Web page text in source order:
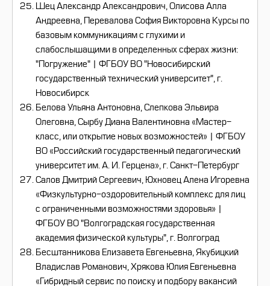
Шец Александр Александрович, Олисова Алла
Андреевна, Перевалова София Викторовна Курсы по
базовым коммуникациям с глухими и
слабослышащими в определенных сферах жизни:
"Погружение" | ФГБОУ ВО "Новосибирский
государственный технический университет", г.
Новосибирск
Белова Ульяна Антоновна, Слепкова Эльвира
Олеговна, Сырбу Диана Валентиновна «Мастер-
класс, или открытие новых возможностей» | ФГБОУ
ВО «Российский государственный педагогический
университет им. А. И. Герцена», г. Санкт-Петербург
Салов Дмитрий Сергеевич, Юхновец Алена Игоревна
«Физкультурно-оздоровительный комплекс для лиц
с ограниченными возможностями здоровья» |
ФГБОУ ВО "Волгоградская государственная
академия физической культуры", г. Волгоград
Бесштанникова Елизавета Евгеньевна, Якубицкий
Владислав Романович, Хрякова Юлия Евгеньевна
«Гибридный сервис по поиску и подбору вакансий